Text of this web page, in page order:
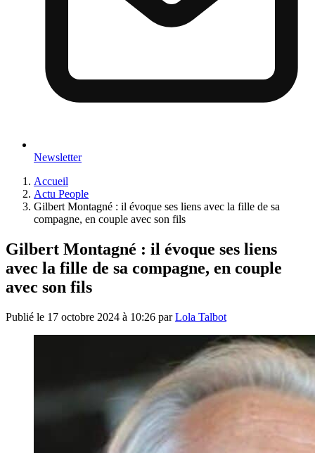
Newsletter
Accueil
Actu People
Gilbert Montagné : il évoque ses liens avec la fille de sa
compagne, en couple avec son fils
Gilbert Montagné : il évoque ses liens
avec la fille de sa compagne, en couple
avec son fils
Publié le 17 octobre 2024 à 10:26 parLola Talbot